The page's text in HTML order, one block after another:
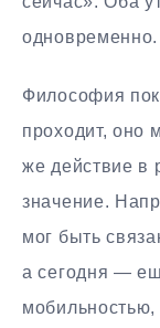
одновременно.
Философия
проходит, оно
же действие в
значение.
мог быть
а сегодня —